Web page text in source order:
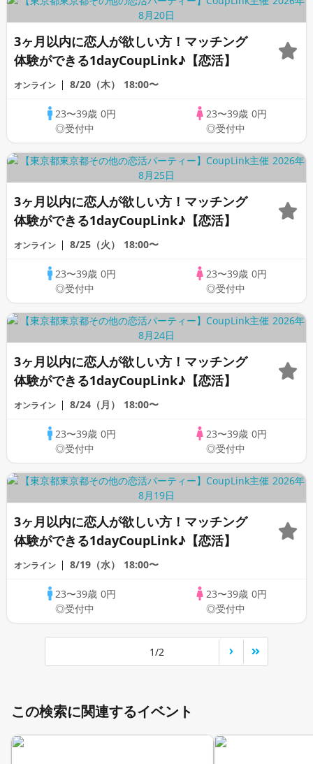
3ヶ月以内に恋人が欲しい方！マッチング
体験ができる1dayCoupLink♪【恋活】
オンライン 8/20（木） 18:00〜
23〜39歳0円
◎受付中
23〜39歳 0円
◎受付中
3ヶ月以内に恋人が欲しい方！マッチング
体験ができる1dayCoupLink♪【恋活】
オンライン 8/25（火） 18:00〜
23〜39歳0円
◎受付中
23〜39歳 0円
◎受付中
3ヶ月以内に恋人が欲しい方！マッチング
体験ができる1dayCoupLink♪【恋活】
オンライン 8/24（月） 18:00〜
23〜39歳0円
◎受付中
23〜39歳 0円
◎受付中
3ヶ月以内に恋人が欲しい方！マッチング
体験ができる1dayCoupLink♪【恋活】
オンライン 8/19（水） 18:00〜
23〜39歳0円
◎受付中
23〜39歳 0円
◎受付中
1/2
この検索に関連するイベント